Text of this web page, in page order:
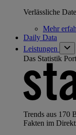
Verlässliche
Mehr
Daily Data
Leistungen
Das Statistik
Trends aus 170
Fakten im